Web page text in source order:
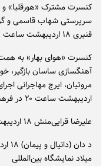
کنسرت مشترک «هورقلیا» و
سرپرستی شهاب قاسمی و
قنبری ۱۸ اردیبهشت ساعت ۲۱ در فرهنگسرای نیاوران
کنسرت «هوای بهار» به
آهنگسازی ساسان بازگیر،
اردیبهشت ساعت ۲۰ در فرهنگسرای ارسباران
علیرضا قرایی‌منش ۱۸ اردیبهشت ساعت ۲۲ در سالن رزمال
میلاد نمایشگاه بین‌المللی